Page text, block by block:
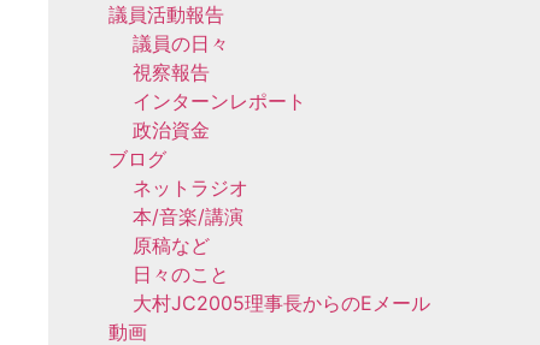
議員活動報告
議員の日々
視察報告
インターンレポート
政治資金
ブログ
ネットラジオ
本/音楽/講演
原稿など
日々のこと
大村JC2005理事長からのEメール
動画